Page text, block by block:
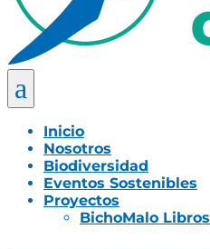
a
Inicio
Nosotros
Biodiversidad
Eventos Sostenibles
Proyectos
BichoMalo Libros